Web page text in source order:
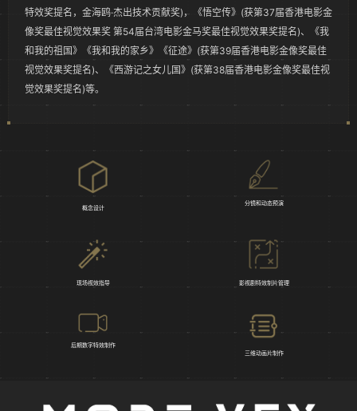
特效奖提名，金海鸥·杰出技术贡献奖)，《悟空传》(获第37届香港电影金
像奖最佳视觉效果奖 第54届台湾电影金马奖最佳视觉效果奖提名)、《我
和我的祖国》《我和我的家乡》《征途》(获第39届香港电影金像奖最佳
视觉效果奖提名)、《西游记之女儿国》(获第38届香港电影金像奖最佳视
觉效果奖提名)等。